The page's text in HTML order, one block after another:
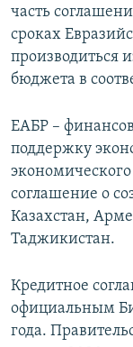
часть
сроках
производиться
бюджета в
ЕАБР –
поддержку
соглашение о
Казахстан,
Таджикистан.
Кредитное
официальным
года.